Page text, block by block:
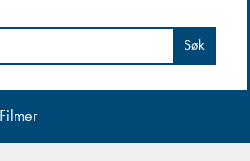
Søk
Filmer